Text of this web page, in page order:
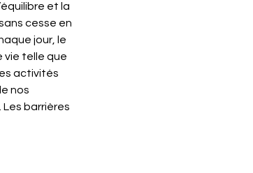
et la
cesse en
jour, le
vie telle que
activités
nos
barrières